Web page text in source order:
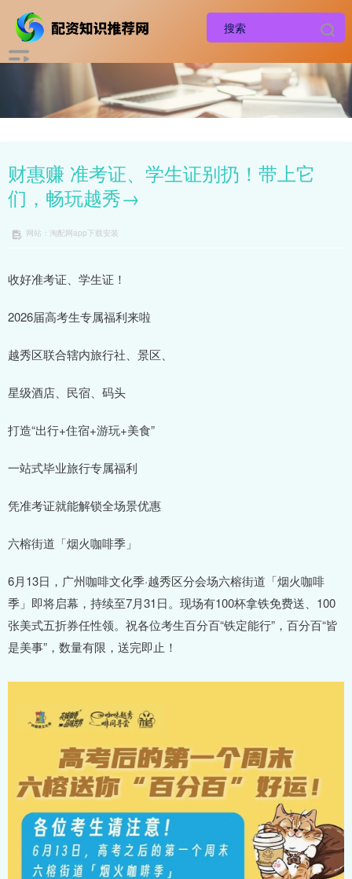
财惠赚 准考证、学生证别扔！带上它
们，畅玩越秀→
网站：淘配网app下载安装
收好准考证、学生证！
2026届高考生专属福利来啦
越秀区联合辖内旅行社、景区、
星级酒店、民宿、码头
打造“出行+住宿+游玩+美食”
一站式毕业旅行专属福利
凭准考证就能解锁全场景优惠
六榕街道「烟火咖啡季」
6月13日，广州咖啡文化季·越秀区分会场六榕街道「烟火咖啡
季」即将启幕，持续至7月31日。现场有100杯拿铁免费送、100
张美式五折券任性领。祝各位考生百分百“铁定能行”，百分百“皆
是美事”，数量有限，送完即止！